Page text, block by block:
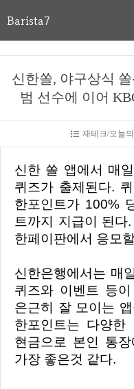
Barista7
신한쏠, 야구상식
범 선수에 이어
재테크/오늘
신한 쏠 앱에서 매일 오전 00시에 야구상식 쏠
퀴즈가 출제된다.
한포인트가 100%
트까지 지급이 된다
한페이판에서 응모
신한은행에서는 매일 포인트를 지급하는 다양한
퀴즈와 이벤트 등
은근히 잘 모이는
한포인트는 다양한
현금으로 본인 통
가장 좋은것 같다.